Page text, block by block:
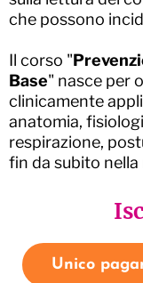
che possono
Il corso "
Base" nasce per
clinicamente
anatomia,
respirazione,
fin da subito nella
Unico